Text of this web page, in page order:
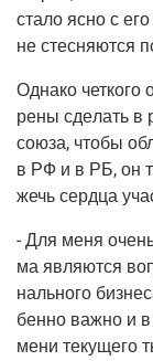
ста­ло ясно с
не стес­ня­ют­ся
Одна­ко чет­ко­го
ре­ны сде­лать в
сою­за, что­бы
в РФ и в РБ, он
жечь серд­ца
- Для меня
ма явля­ют­ся
наль­но­го
бен­но важ­но и
ме­ни теку­ще­го